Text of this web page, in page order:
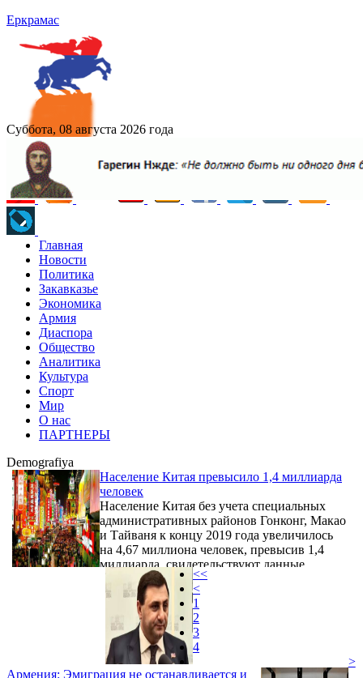
Еркрамас
Суббота, 08 августа 2026 года
Главная
Новости
Политика
Закавказье
Экономика
Армия
Диаспора
Общество
Аналитика
Культура
Спорт
Мир
О нас
ПАРТНЕРЫ
Demografiya
Население Китая превысило 1,4 миллиарда
человек
Население Китая без учета специальных
административных районов Гонконг, Макао
и Тайваня к концу 2019 года увеличилось
на 4,67 миллиона человек, превысив 1,4
миллиарда, свидетельствуют данные
государственного статистического бюро
КНР. В 2018 году население Китая
увеличилось на 5,3 миллиона человек.
Армения: Эмиграция не останавливается и
<<
<
1
2
3
4
>